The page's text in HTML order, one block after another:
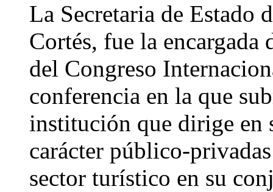
La Secretaria de Estado
Cortés, fue la encargada
del Congreso
conferencia en la que
institución que dirige en
carácter público-
sector turístico en su